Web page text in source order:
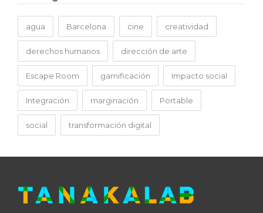
Barcelona cine creatividad
derechos humanos dirección de arte
Escape Room gamificación Impacto social
Integración marginación Portable
social transformación digital